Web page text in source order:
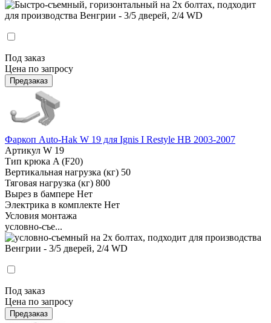
Под заказ
Цена по запросу
Предзаказ
Фаркоп Auto-Hak W 19 для Ignis I Restyle HB 2003-2007
Артикул W 19
Тип крюка A (F20)
Вертикальная нагрузка (кг) 50
Тяговая нагрузка (кг) 800
Вырез в бампере Нет
Электрика в комплекте Нет
Условия монтажа
условно-съе...
Под заказ
Цена по запросу
Предзаказ